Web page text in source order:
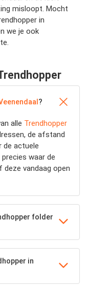
misloopt. Mocht
in
we je ook
?
alle Trendhopper
de afstand
de actuele
waar de
deze vandaag open
folder
in